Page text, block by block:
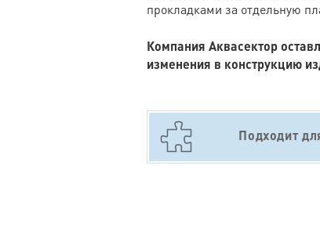
прокладками за отдельную
Компания Аквасектор
изменения в конструкцию
Подходит